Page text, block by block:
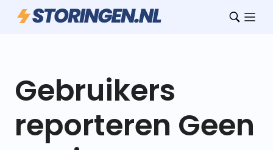
Gebruikers
reporteren Geen